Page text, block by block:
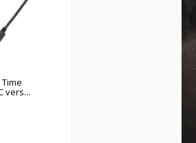
vers...